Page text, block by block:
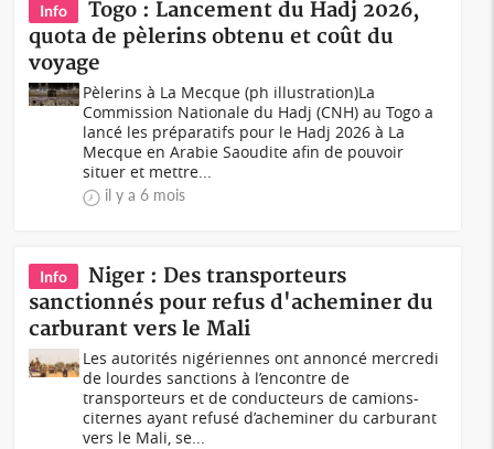
Info
Togo : Lancement du Hadj 2026,
quota de pèlerins obtenu et coût du
voyage
Pèlerins à La Mecque (ph illustration)La
Commission Nationale du Hadj (CNH) au Togo a
lancé les préparatifs pour le Hadj 2026 à La
Mecque en Arabie Saoudite afin de pouvoir
situer et mettre...
il y a 6 mois
Info
Niger : Des transporteurs
sanctionnés pour refus d'acheminer du
carburant vers le Mali
Les autorités nigériennes ont annoncé mercredi
de lourdes sanctions à l’encontre de
transporteurs et de conducteurs de camions-
citernes ayant refusé d’acheminer du carburant
vers le Mali, se...